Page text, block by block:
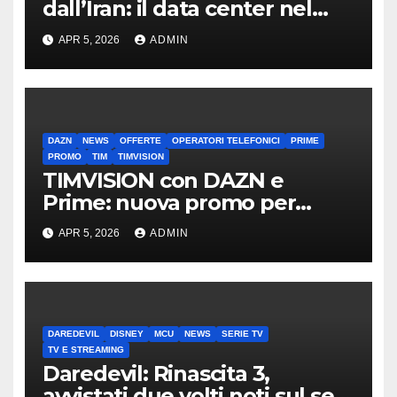
dall’Iran: il data center nel
mirino
APR 5, 2026 ADMIN
DAZN NEWS OFFERTE OPERATORI TELEFONICI
PRIME
PROMO
TIM TIMVISION
TIMVISION con DAZN e
Prime: nuova promo per
clienti TIM
APR 5, 2026 ADMIN
DAREDEVIL DISNEY MCU NEWS
SERIE TV
TV E STREAMING
Daredevil: Rinascita 3,